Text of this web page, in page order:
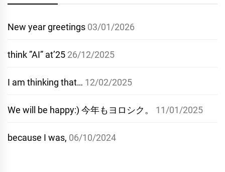
New year greetings 03/01/2026
think ”AI” at’25 26/12/2025
I am thinking that… 12/02/2025
We will be happy:) 今年もヨロシク。 11/01/2025
because I was, 06/10/2024